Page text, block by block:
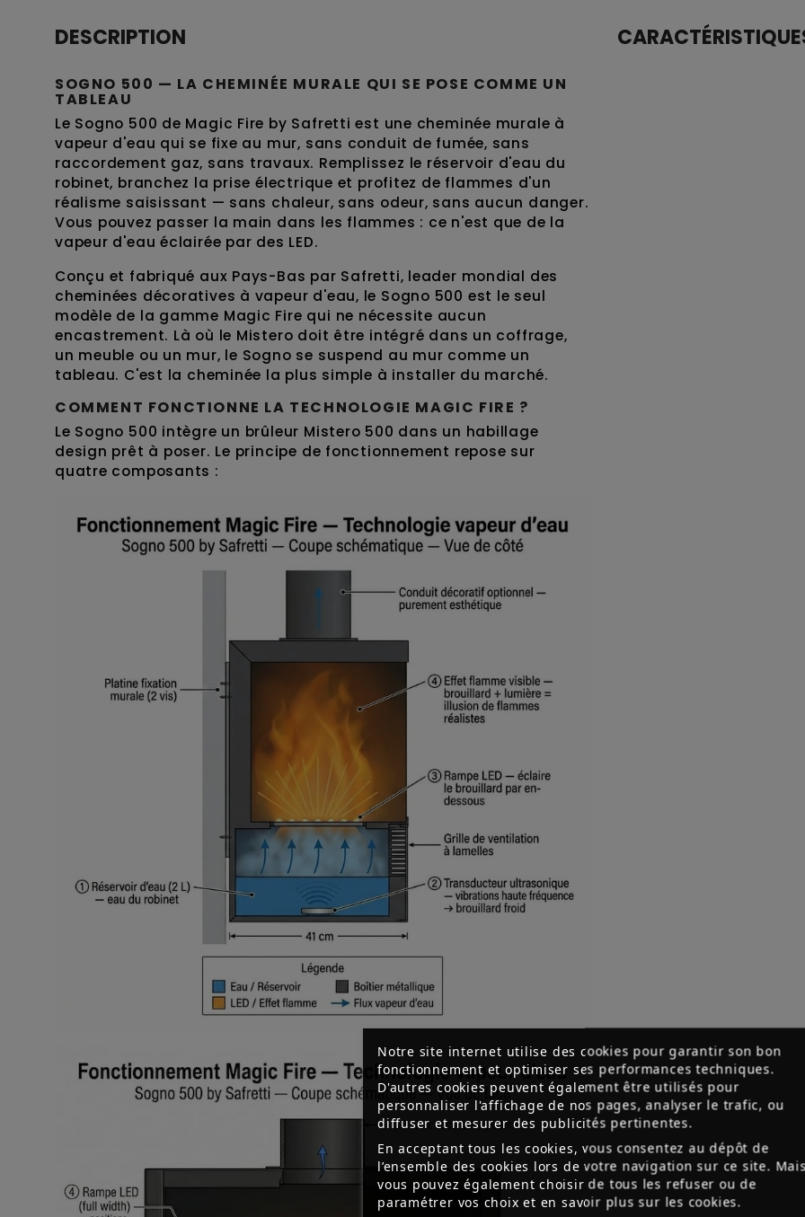
Notre site internet utilise des cookies pour garantir son bon
fonctionnement et optimiser ses performances techniques.
D'autres cookies peuvent également être utilisés pour
personnaliser l'affichage de nos pages, analyser le trafic, ou
diffuser et mesurer des publicités pertinentes.
En acceptant tous les cookies, vous consentez au dépôt de
l’ensemble des cookies lors de votre navigation sur ce site.
vous pouvez également choisir de tous les refuser ou de
paramétrer vos choix et en savoir plus sur les cookies.
DESCRIPTION
SOGNO 500 — LA CHEMINÉE MURALE QUI SE POSE COMME UN
TABLEAU
Le Sogno 500 de Magic Fire by Safretti est une cheminée murale à
vapeur d'eau qui se fixe au mur, sans conduit de fumée, sans
raccordement gaz, sans travaux. Remplissez le réservoir d'eau du
robinet, branchez la prise électrique et profitez de flammes d'un
réalisme saisissant — sans chaleur, sans odeur, sans aucun danger.
Vous pouvez passer la main dans les flammes : ce n'est que de la
vapeur d'eau éclairée par des LED.
Conçu et fabriqué aux Pays-Bas par Safretti, leader mondial des
cheminées décoratives à vapeur d'eau, le Sogno 500 est le seul
modèle de la gamme Magic Fire qui ne nécessite aucun
encastrement. Là où le Mistero doit être intégré dans un coffrage,
un meuble ou un mur, le Sogno se suspend au mur comme un
tableau. C'est la cheminée la plus simple à installer du marché.
COMMENT FONCTIONNE LA TECHNOLOGIE MAGIC FIRE ?
Le Sogno 500 intègre un brûleur Mistero 500 dans un habillage
design prêt à poser. Le principe de fonctionnement repose sur
quatre composants :